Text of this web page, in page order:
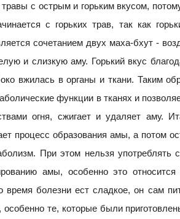
с острым и горьким вкусом,
с горьких трав, так как
сочетанием двух маха-бхут -
и слизкую аму. Горький вкус
вжилась в органы и ткани. Таким
функции в тканях и
огня, сжигает и удаляет аму.
процесс образования амы, а потом
При этом нельзя употреблять
амы, особенно это относится
время болезни ест сладкое, он сам
те, которые были